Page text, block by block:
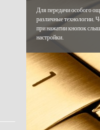
Для передачи особого
различные технологии.
при нажатии кнопок
настройки.